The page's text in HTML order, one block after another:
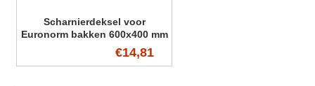
Scharnierdeksel voor
Euronorm bakken 600x400 mm
€14,81